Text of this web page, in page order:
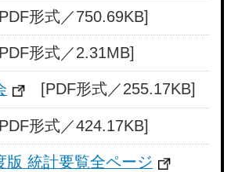
形式／750.69KB]
形式／2.31MB]
[PDF形式／255.17KB]
形式／424.17KB]
版 統計要覧全ページ